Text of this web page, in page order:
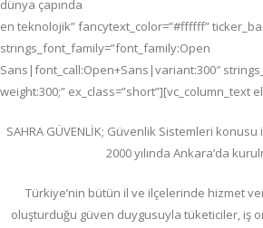
dünya çapında
en teknolojik” fancytext_color=”#ffffff”
strings_font_family=”font_family:Open
Sans|font_call:Open+Sans|variant:300″
weight:300;” ex_class=”short”][vc_column_text
SAHRA GÜVENLİK; Güvenlik Sistemleri konusu
2000 yılında Ankara’da
Türkiye’nin bütün il ve ilçelerinde hizmet
oluşturduğu güven duygusuyla tüketiciler, iş